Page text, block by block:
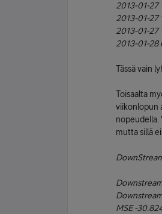
2013-01-27
2013-01-27
2013-01-27
2013-01-28
Tässä vain
Toisaalta
viikonlopun
nopeudella.
mutta sillä
MSE -